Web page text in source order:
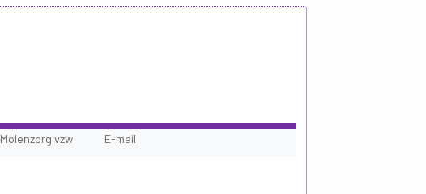
Molenzorg vzw E-mail